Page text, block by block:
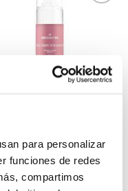
para personalizar
funciones de redes
compartimos
Elixir Nutrisusbtante
Medavita
29,50€ (IVA incluido)